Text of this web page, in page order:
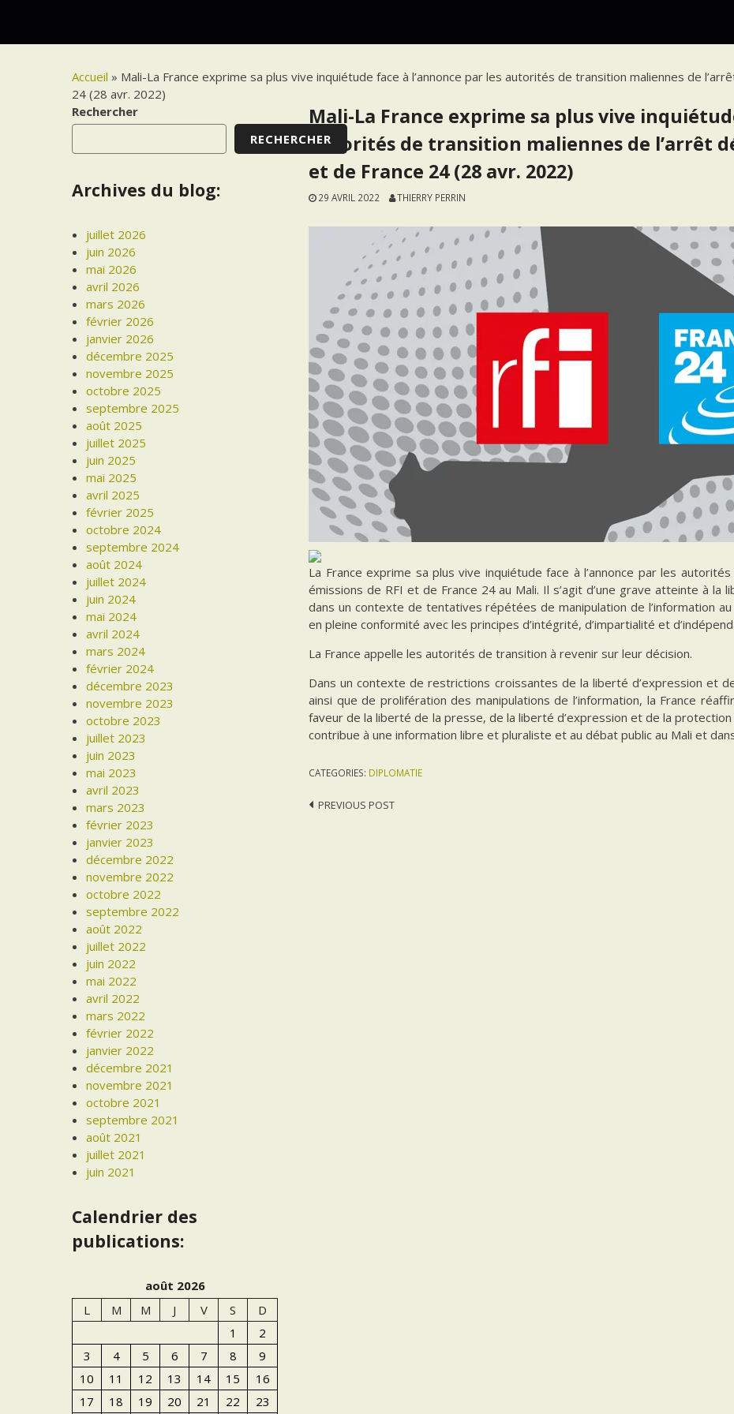
Accueil » Mali-La France exprime sa plus vive inquiétude face à l’annonce par les autorités de transition maliennes de
24 (28 avr. 2022)
Mali-La France exprime sa plus vive
autorités de transition maliennes de l’arrêt
et de France 24 (28 avr. 2022)
29 AVRIL 2022 THIERRY PERRIN
La France exprime sa plus vive inquiétude face à l’annonce par les
émissions de RFI et de France 24 au Mali. Il s’agit d’une grave atteinte à
dans un contexte de tentatives répétées de manipulation de l’information
en pleine conformité avec les principes d’intégrité, d’impartialité et
La France appelle les autorités de transition à revenir sur leur décision.
Dans un contexte de restrictions croissantes de la liberté d’expression et
ainsi que de prolifération des manipulations de l’information, la France
faveur de la liberté de la presse, de la liberté d’expression et de la
contribue à une information libre et pluraliste et au débat public au Mali et
CATEGORIES: DIPLOMATIE
Post
PREVIOUS POST
Rechercher
RECHERCHER
Archives du blog:
juillet 2026
juin 2026
mai 2026
avril 2026
mars 2026
février 2026
janvier 2026
décembre 2025
novembre 2025
octobre 2025
septembre 2025
août 2025
juillet 2025
juin 2025
mai 2025
avril 2025
février 2025
octobre 2024
septembre 2024
août 2024
juillet 2024
juin 2024
mai 2024
avril 2024
mars 2024
février 2024
décembre 2023
novembre 2023
octobre 2023
juillet 2023
juin 2023
mai 2023
avril 2023
mars 2023
février 2023
janvier 2023
décembre 2022
novembre 2022
octobre 2022
septembre 2022
août 2022
juillet 2022
juin 2022
mai 2022
avril 2022
mars 2022
février 2022
janvier 2022
décembre 2021
novembre 2021
octobre 2021
septembre 2021
août 2021
juillet 2021
juin 2021
Calendrier des
publications:
août 2026
L
M M J V S
D
1
2
3
4 5 6 7 8
9
10
11 12 13 14 15
16
17
18 19 20 21 22 23